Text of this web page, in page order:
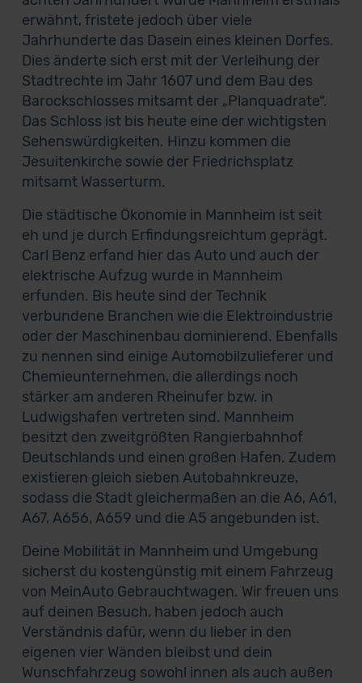
erwähnt, fristete jedoch über viele
Jahrhunderte das Dasein eines kleinen Dorfes.
Dies änderte sich erst mit der Verleihung der
Stadtrechte im Jahr 1607 und dem Bau des
Barockschlosses mitsamt der „Planquadrate“.
Das Schloss ist bis heute eine der wichtigsten
Sehenswürdigkeiten. Hinzu kommen die
Jesuitenkirche sowie der Friedrichsplatz
mitsamt Wasserturm.
Die städtische Ökonomie in Mannheim ist seit
eh und je durch Erfindungsreichtum geprägt.
Carl Benz erfand hier das Auto und auch der
elektrische Aufzug wurde in Mannheim
erfunden. Bis heute sind der Technik
verbundene Branchen wie die Elektroindustrie
oder der Maschinenbau dominierend. Ebenfalls
zu nennen sind einige Automobilzulieferer und
Chemieunternehmen, die allerdings noch
stärker am anderen Rheinufer bzw. in
Ludwigshafen vertreten sind. Mannheim
besitzt den zweitgrößten Rangierbahnhof
Deutschlands und einen großen Hafen. Zudem
existieren gleich sieben Autobahnkreuze,
sodass die Stadt gleichermaßen an die A6, A61,
A67, A656, A659 und die A5 angebunden ist.
Deine Mobilität in Mannheim und Umgebung
sicherst du kostengünstig mit einem Fahrzeug
von MeinAuto Gebrauchtwagen. Wir freuen uns
auf deinen Besuch, haben jedoch auch
Verständnis dafür, wenn du lieber in den
eigenen vier Wänden bleibst und dein
Wunschfahrzeug sowohl innen als auch außen